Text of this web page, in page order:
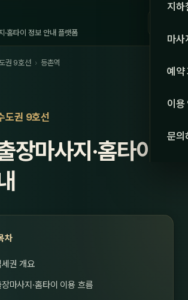
·홈타이 정보 안내 플랫폼 서울
강원·
강원
충북
지하
마사
관리
스
예약
이용
문의
권 9호선 › 등촌역
도권 9호선
장마사지·홈타이
차
권 개요
마사지·홈타이 이용 흐름